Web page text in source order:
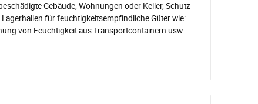
Gebäude, Wohnungen oder Keller, Schutz
für feuchtigkeitsempfindliche Güter wie:
von Feuchtigkeit aus Transportcontainern usw.